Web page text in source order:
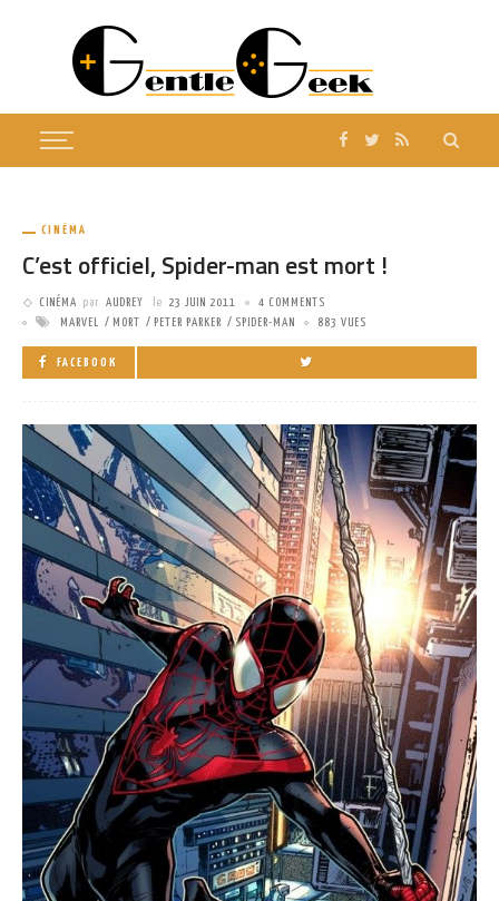
CINÉMA
C’est officiel, Spider-man est mort !
CINÉMA par AUDREY le 23 JUIN 2011
4 COMMENTS
MARVEL
MORT PETER PARKER SPIDER-MAN 883 VUES
FACEBOOK